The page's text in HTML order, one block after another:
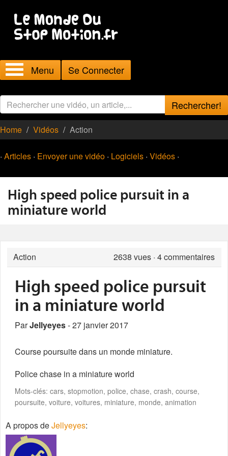
Menu Se Connecter
Rechercher!
Home Vidéos Action
· Articles · Envoyer une vidéo · Logiciels · Vidéos ·
High speed police pursuit in a
miniature world
Action 2638 vues · 4 commentaires
High speed police pursuit
in a miniature world
ParJellyeyes- 27 janvier 2017
Course poursuite dans un monde miniature.
Police chase in a miniature world
Mots-clés: cars, stopmotion, police, chase, crash, course,
poursuite, voiture, voitures, miniature, monde, animation
A propos deJellyeyes: